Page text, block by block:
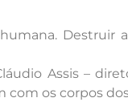
Destruir
Assis –
os corpos